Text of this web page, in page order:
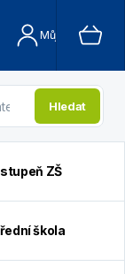
Můj účet
Hledat
stupeň ZŠ
škola